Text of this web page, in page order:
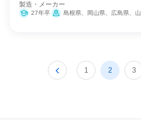
製造・メーカー
27年卒 島根県、岡山県、広島県、山口県
1 2 3